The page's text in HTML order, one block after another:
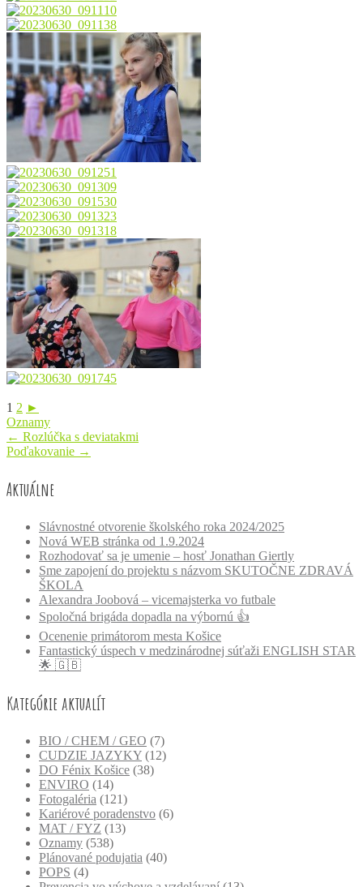
1 2 ►
Oznamy
Post
navigation
← Rozlúčka s deviatakmi
Poďakovanie →
Aktuálne
Slávnostné otvorenie školského roka 2024/2025
Nová WEB stránka od 1.9.2024
Rozhodovať sa je umenie – hosť Jonathan Giertly
Sme zapojení do projektu s názvom SKUTOČNE ZDRAVÁ
ŠKOLA
Alexandra Joobová – vicemajsterka vo futbale
Spoločná brigáda dopadla na výbornú 👍
Ocenenie primátorom mesta Košice
Fantastický úspech v medzinárodnej súťaži ENGLISH STAR
🌟 🇬🇧
Kategórie aktualít
BIO / CHEM / GEO (7)
CUDZIE JAZYKY (12)
DO Fénix Košice (38)
ENVIRO (14)
Fotogaléria (121)
Kariérové poradenstvo (6)
MAT / FYZ (13)
Oznamy (538)
Plánované podujatia (40)
POPS (4)